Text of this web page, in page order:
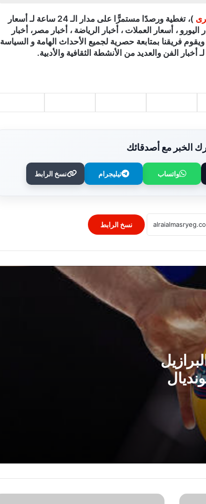
)، تغطية ورصدًا مستمرًّا على مدار الـ 24 ساعة لـ أسعار
، أسعار العملات ، أخبار الرياضة ، أخبار مصر، أخبار
فريقنا بمتابعة حصرية لجميع الأحداث الهامة و السياسة
أخبار الفن والعديد من الأنشطة الثقافية والأدبية.
الخبر مع أصدقائك
واتساب تيليجرام نسخ الرابط
نسخ الرابط
بطولة العالم مونديال الأندية 2026
لا خلاف فى الزمالك.. حقيقة أزمة معتمد
جمال وعبد الناصر محمد بشأن الوديات
مصر تواجه الصين في ربع نهائي بطولة
تنقل اللقاء
بتكوين